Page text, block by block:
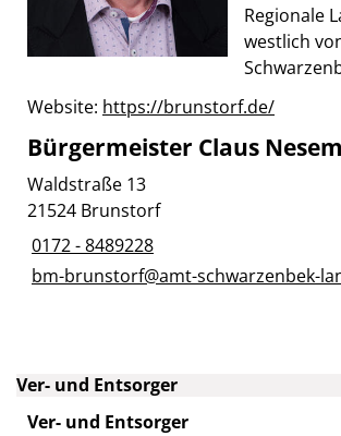
Regionale
westlich
Website: https://brunstorf.de/
Bürgermeister Claus
Waldstraße 13
21524 Brunstorf
0172 - 8489228
bm-brunstorf@amt-schwarzenbek-
Ver- und Entsorger
Ver- und Entsorger